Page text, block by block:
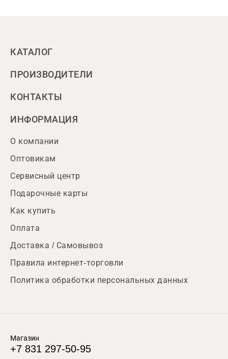
КАТАЛОГ
ПРОИЗВОДИТЕЛИ
КОНТАКТЫ
ИНФОРМАЦИЯ
О компании
Оптовикам
Сервисный центр
Подарочные карты
Как купить
Оплата
Доставка / Самовывоз
Правила интернет-торговли
Политика обработки персональных данных
Магазин
+7 831 297-50-95